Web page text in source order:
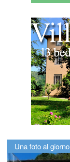
Una foto al giorno